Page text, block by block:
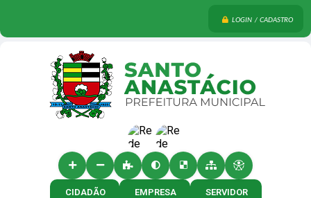
LOGIN / CADASTRO
CIDADÃO EMPRESA SERVIDOR